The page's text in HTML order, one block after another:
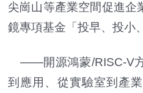
尖崗山等產業空間促進企
鏡專項基金「投早、投小
——開源鴻蒙/RISC-V
到應用、從實驗室到產